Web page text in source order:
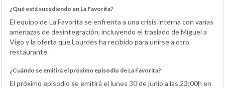
¿Qué está sucediendo en La Favorita?
El equipo de La Favorita se enfrenta a una crisis interna con varias
amenazas de desintegración, incluyendo el traslado de Miguel a
Vigo y la oferta que Lourdes ha recibido para unirse a otro
restaurante.
¿Cuándo se emitirá el próximo episodio de La Favorita?
El próximo episodio se emitirá el lunes 30 de junio a las 23:00h en